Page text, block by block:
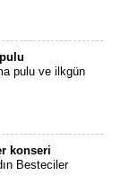
pulu ve ilkgün
konseri
Besteciler